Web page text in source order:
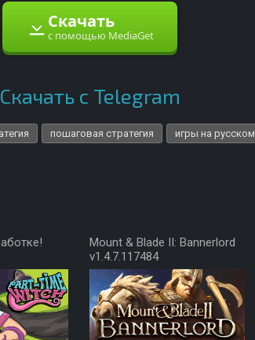
Скачать
с помощью MediaGet
Скачать с Telegram
пошаговая стратегия игры на русском
Mount & Blade II: Bannerlord
v1.4.7.117484